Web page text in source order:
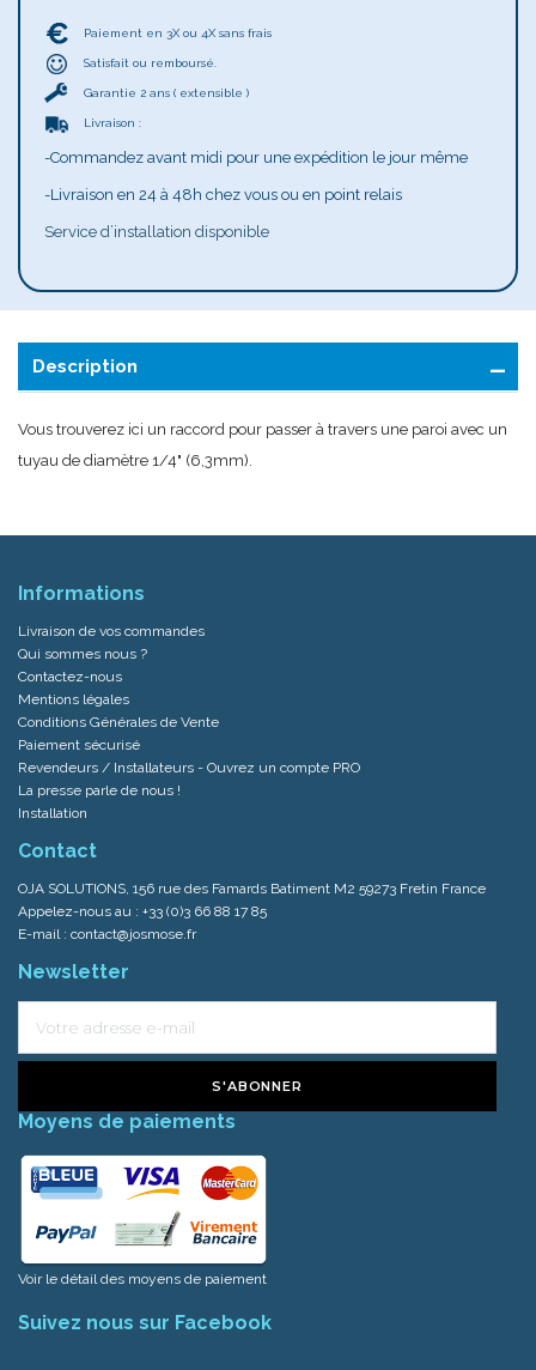
Paiement en 3X ou 4X sans frais
Satisfait ou remboursé.
Garantie 2 ans ( extensible )
Livraison :
-Commandez avant midi pour une expédition le jour même
-Livraison en 24 à 48h chez vous ou en point relais
Service d’installation disponible
Description
Vous trouverez ici un raccord pour passer à travers une paroi avec un
tuyau de diamètre 1/4" (6,3mm).
Informations
Livraison de vos commandes
Qui sommes nous ?
Contactez-nous
Mentions légales
Conditions Générales de Vente
Paiement sécurisé
Revendeurs / Installateurs - Ouvrez un compte PRO
La presse parle de nous !
Installation
Contact
OJA SOLUTIONS, 156 rue des Famards Batiment M2 59273 Fretin France
Appelez-nous au : +33 (0)3 66 88 17 85
E-mail : contact@josmose.fr
Newsletter
S'ABONNER
Moyens de paiements
Voir le détail des moyens de paiement
Suivez nous sur Facebook